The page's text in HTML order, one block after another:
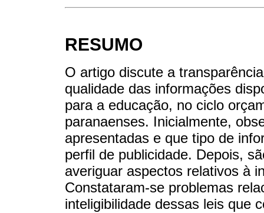
RESUMO
O artigo discute a
qualidade das informações
para a educação, no ciclo
paranaenses. Inicialmente,
apresentadas e que tipo de
perfil de publicidade. Depois,
averiguar aspectos relativos à
Constataram-se problemas
inteligibilidade dessas leis que